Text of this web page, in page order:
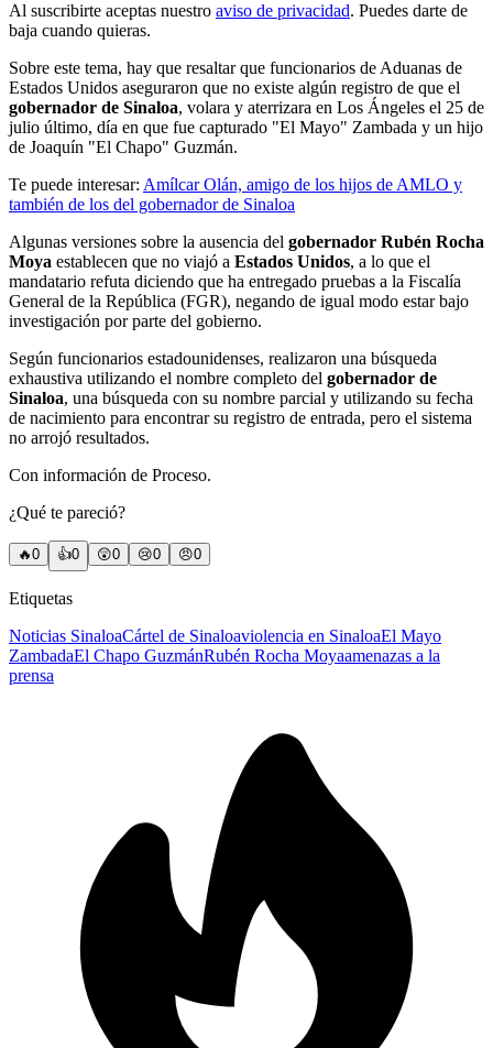
Al suscribirte aceptas nuestro aviso de privacidad. Puedes darte de
baja cuando quieras.
Sobre este tema, hay que resaltar que funcionarios de Aduanas de
Estados Unidos aseguraron que no existe algún registro de que el
gobernador de Sinaloa, volara y aterrizara en Los Ángeles el 25 de
julio último, día en que fue capturado "El Mayo" Zambada y un hijo
de Joaquín "El Chapo" Guzmán.
Te puede interesar: Amílcar Olán, amigo de los hijos de AMLO y
también de los del gobernador de Sinaloa
Algunas versiones sobre la ausencia del gobernador Rubén Rocha
Moya establecen que no viajó a Estados Unidos, a lo que el
mandatario refuta diciendo que ha entregado pruebas a la Fiscalía
General de la República (FGR), negando de igual modo estar bajo
investigación por parte del gobierno.
Según funcionarios estadounidenses, realizaron una búsqueda
exhaustiva utilizando el nombre completo del gobernador de
Sinaloa, una búsqueda con su nombre parcial y utilizando su fecha
de nacimiento para encontrar su registro de entrada, pero el sistema
no arrojó resultados.
Con información de Proceso.
¿Qué te pareció?
🔥0 👍0 😲0 😢0 😠0
Etiquetas
Noticias SinaloaCártel de Sinaloaviolencia en SinaloaEl Mayo
ZambadaEl Chapo GuzmánRubén Rocha Moyaamenazas a la
prensa